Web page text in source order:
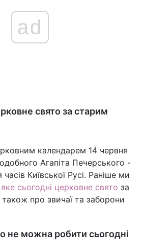
ad
свято за старим
календарем 14 червня
Агапіта Печерського -
часів Київської Русі. Раніше ми
яке сьогодні церковне свято за
про звичаї та заборони
не можна робити сьогодні